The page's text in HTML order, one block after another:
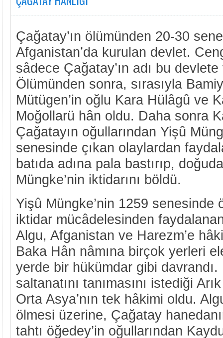
Çağatay’ın ölümünden 20-30
Afganistan’da kurulan devlet.
sâdece Çağatay’ın adı bu
Ölümünden sonra, sırasıyla
Mütügen’in oğlu Kara Hülâgû ve
Moğollarü hân oldu. Daha sonra
Çağatayın oğullarından Yişû
senesinde çıkan olaylardan
batıda adına pala bastırıp,
Müngke’nin iktidarını böldü.
Yişû Müngke’nin 1259 senesinde
iktidar mücâdelesinden
Algu, Afganistan ve Harezm’e
Baka Hân nâmına birçok yerleri
yerde bir hükümdar gibi
saltanatını tanımasını istediği
Orta Asya’nın tek hâkimi oldu.
ölmesi üzerine, Çağatay
tahtı öğedey’in oğullarından